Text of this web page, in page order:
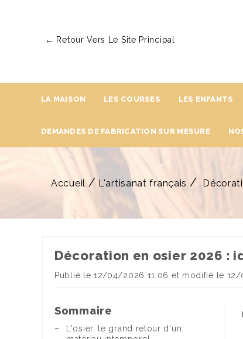
← Retour Vers Le Site Principal
LA MAISON LES COURSES LES ENFANTS
DEMANDES DE FABRICATION SUR MESURE
Accueil L'artisanat français
Décoration en osier 2026 :
Publié le 12/04/2026 11:06 et modifié le 12/
Sommaire
L'osier, le grand retour d'un